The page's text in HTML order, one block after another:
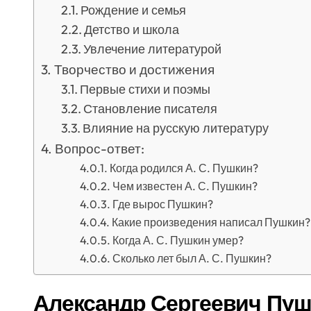
Рождение и семья
Детство и школа
Увлечение литературой
Творчество и достижения
Первые стихи и поэмы
Становление писателя
Влияние на русскую литературу
Вопрос-ответ:
Когда родился А. С. Пушкин?
Чем известен А. С. Пушкин?
Где вырос Пушкин?
Какие произведения написал Пушкин?
Когда А. С. Пушкин умер?
Сколько лет был А. С. Пушкин?
Александр Сергеевич